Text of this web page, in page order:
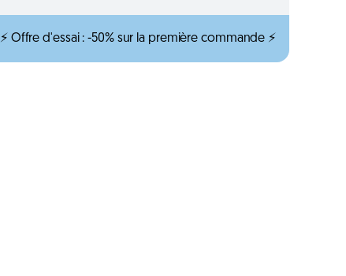
⚡ Offre d'essai : -50% sur la première commande ⚡